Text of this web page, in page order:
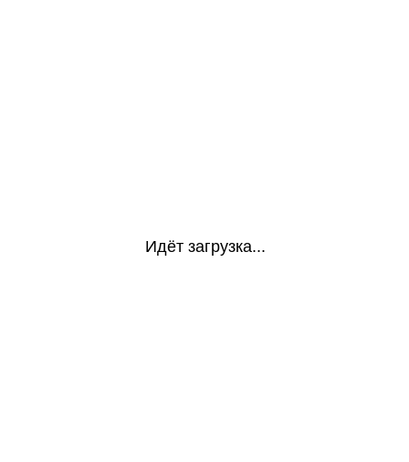
Идёт загрузка...